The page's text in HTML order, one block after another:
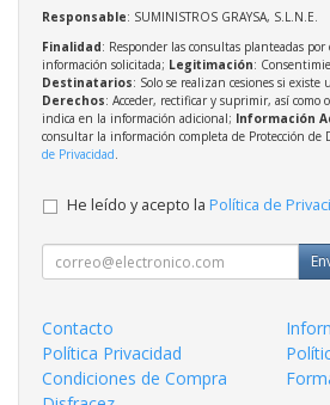
Responsable: SUMINISTROS GRAYSA, S.L.N.E.
Finalidad: Responder las consultas planteadas
información solicitada; Legitimación:
Destinatarios: Solo se realizan cesiones si existe
Derechos: Acceder, rectificar y suprimir, así como
indica en la información adicional; Información
consultar la información completa de Protección de
de Privacidad.
He leído y acepto la Política de
Contacto
Política Privacidad
Condiciones de Compra